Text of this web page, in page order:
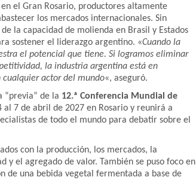
el Gran Rosario, productores altamente
los mercados internacionales. Sin
la capacidad de molienda en Brasil y Estados
sostener el liderazgo argentino. «Cuando la
el potencial que tiene. Si logramos eliminar
la industria argentina está en
actor del mundo«, aseguró.
“previa” de la 12.ª Conferencia Mundial de
al 7 de abril de 2027 en Rosario y reunirá a
de todo el mundo para debatir sobre el
con la producción, los mercados, la
el agregado de valor. También se puso foco en
de una bebida vegetal fermentada a base de